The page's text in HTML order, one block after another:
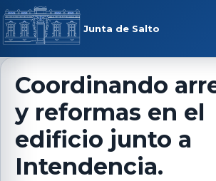
Saltar al contenido
Junta de Salto
menú
Coordinando
y reformas en el
edificio junto a
Intendencia.